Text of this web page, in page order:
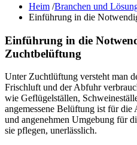
Heim /Branchen und
Einführung in die
Einführung in die
Zuchtbelüftung
Unter Zuchtlüftung versteht man
Frischluft und der Abfuhr
wie Geflügelställen,
angemessene Belüftung ist für die
und angenehmen Umgebung für
sie pflegen, unerlässlich.